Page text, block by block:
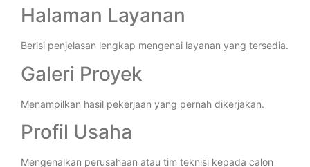
Halaman Layanan
Berisi penjelasan lengkap mengenai layanan yang tersedia.
Galeri Proyek
Menampilkan hasil pekerjaan yang pernah dikerjakan.
Profil Usaha
Mengenalkan perusahaan atau tim teknisi kepada calon